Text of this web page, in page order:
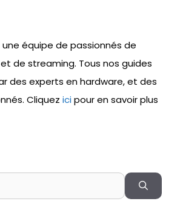
équipe de passionnés de
de streaming. Tous nos guides
des experts en hardware, et des
Cliquez icipour en savoir plus